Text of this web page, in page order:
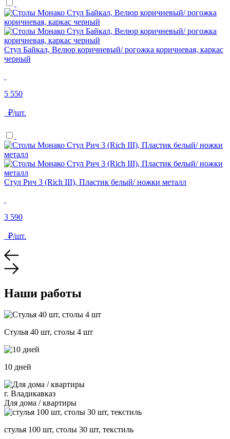
Стул Байкал, Велюр коричневый/ рогожка коричневая, каркас
черный
5 550
₽/шт.
Стул Рич 3 (Rich III), Пластик белый/ ножки металл
3 590
₽/шт.
Наши работы
Стулья 40 шт, столы 4 шт
10 дней
г. Владикавказ
Для дома / квартиры
стулья 100 шт, столы 30 шт, текстиль